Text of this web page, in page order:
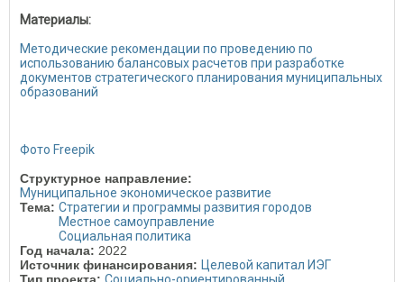
Материалы:
Методические рекомендации по проведению по
использованию балансовых расчетов при разработке
документов стратегического планирования муниципальных
образований
Фото Freepik
Структурное направление:
Муниципальное экономическое развитие
Тема: Стратегии и программы развития городов
Местное самоуправление
Социальная политика
Год начала: 2022
Источник финансирования: Целевой капитал ИЭГ